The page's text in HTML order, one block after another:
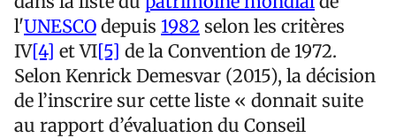
l'UNESCO depuis 1982 selon les critères
IV[4] et VI[5] de la Convention de 1972.
Selon Kenrick Demesvar (2015), la décision
de l’inscrire sur cette liste « donnait suite
au rapport d’évaluation du Conseil